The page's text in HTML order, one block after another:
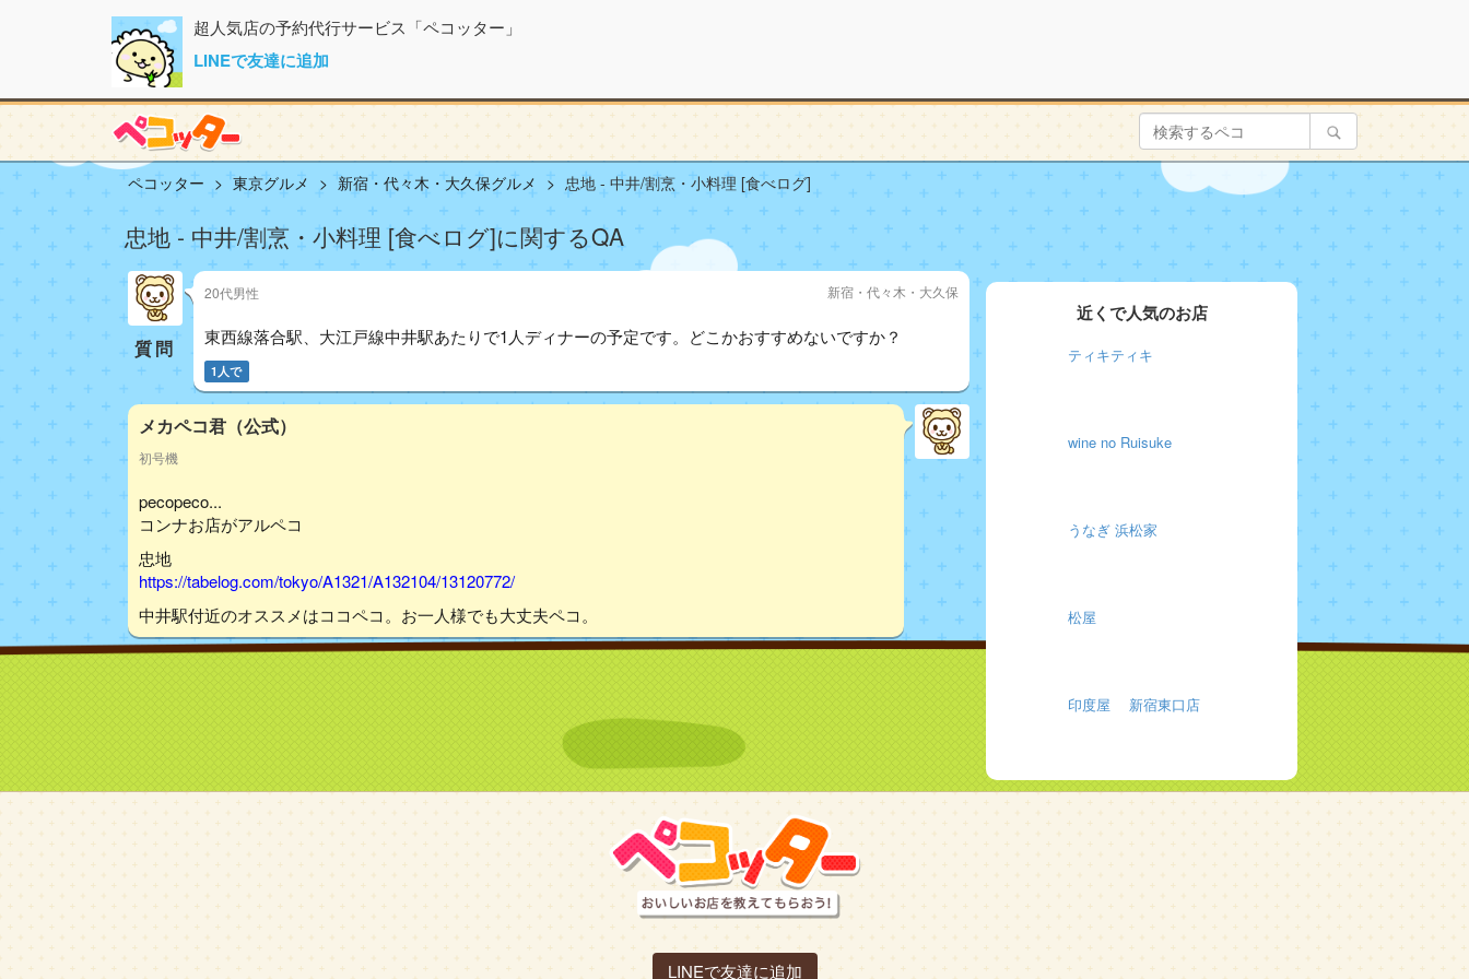
超人気店の予約代行サービス「ペコッター」
LINEで友達に追加
ペコッター 東京グルメ 新宿・代々木・大久保グルメ 忠地 - 中井/割烹・小料理 [食べログ]
忠地 - 中井/割烹・小料理 [食べログ]に関するQA
質問
20代男性 新宿・代々木・大久保
東西線落合駅、大江戸線中井駅あたりで1人ディナーの予定です。どこかおすすめないですか？
1人で
メカペコ君（公式）
初号機
pecopeco...
コンナお店がアルペコ
忠地
https://tabelog.com/tokyo/A1321/A132104/13120772/
中井駅付近のオススメはココペコ。お一人様でも大丈夫ペコ。
近くで人気のお店
ティキティキ
wine no Ruisuke
うなぎ 浜松家
松屋
印度屋 新宿東口店
LINEで友達に追加